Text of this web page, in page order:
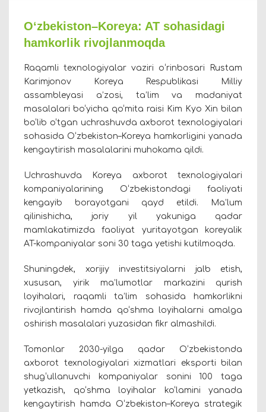
O‘zbekiston–Koreya: AT sohasidagi
hamkorlik rivojlanmoqda
Raqamli texnologiyalar vaziri oʻrinbosari Rustam
Karimjonov Koreya Respublikasi Milliy
assambleyasi a’zosi, ta’lim va madaniyat
masalalari bo‘yicha qo‘mita raisi Kim Kyo Xin bilan
bo‘lib o‘tgan uchrashuvda axborot texnologiyalari
sohasida O‘zbekiston–Koreya hamkorligini yanada
kengaytirish masalalarini muhokama qildi.
Uchrashuvda Koreya axborot texnologiyalari
kompaniyalarining O‘zbekistondagi faoliyati
kengayib borayotgani qayd etildi. Ma’lum
qilinishicha, joriy yil yakuniga qadar
mamlakatimizda faoliyat yuritayotgan koreyalik
AT-kompaniyalar soni 30 taga yetishi kutilmoqda.
Shuningdek, xorijiy investitsiyalarni jalb etish,
xususan, yirik ma’lumotlar markazini qurish
loyihalari, raqamli ta’lim sohasida hamkorlikni
rivojlantirish hamda qo‘shma loyihalarni amalga
oshirish masalalari yuzasidan fikr almashildi.
Tomonlar 2030-yilga qadar O‘zbekistonda
axborot texnologiyalari xizmatlari eksporti bilan
shug‘ullanuvchi kompaniyalar sonini 100 taga
yetkazish, qo‘shma loyihalar ko‘lamini yanada
kengaytirish hamda O‘zbekiston–Koreya strategik